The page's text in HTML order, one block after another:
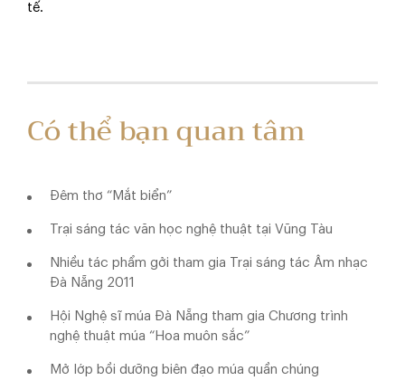
tế.
Có thể bạn quan tâm
Đêm thơ “Mắt biển”
Trại sáng tác văn học nghệ thuật tại Vũng Tàu
Nhiều tác phẩm gởi tham gia Trại sáng tác Âm nhạc
Đà Nẵng 2011
Hội Nghệ sĩ múa Đà Nẵng tham gia Chương trình
nghệ thuật múa “Hoa muôn sắc”
Mở lớp bồi dưỡng biên đạo múa quần chúng